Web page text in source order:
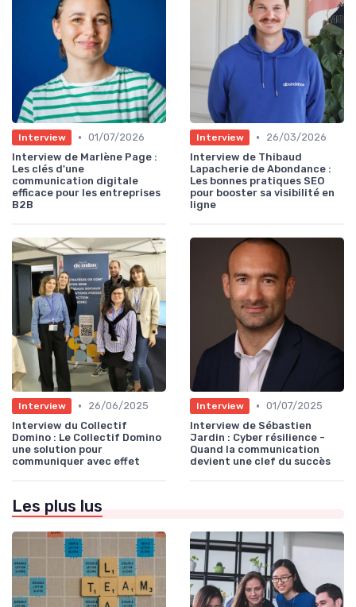
Interview • 01/07/2026
Interview de Marlène Page :
Les clés d'une
communication digitale
efficace pour les entreprises
B2B
Interview •
26/03/2026
Interview de Thibaud
Lapacherie de Abondance :
Les bonnes pratiques SEO
pour booster sa visibilité en
ligne
Interview •
26/06/2025
Interview du Collectif
Domino : Le Collectif Domino
une solution pour
communiquer avec effet
Interview • 01/07/2025
Interview de Sébastien
Jardin : Cyber résilience -
Quand la communication
devient une clef du succès
Les plus lus